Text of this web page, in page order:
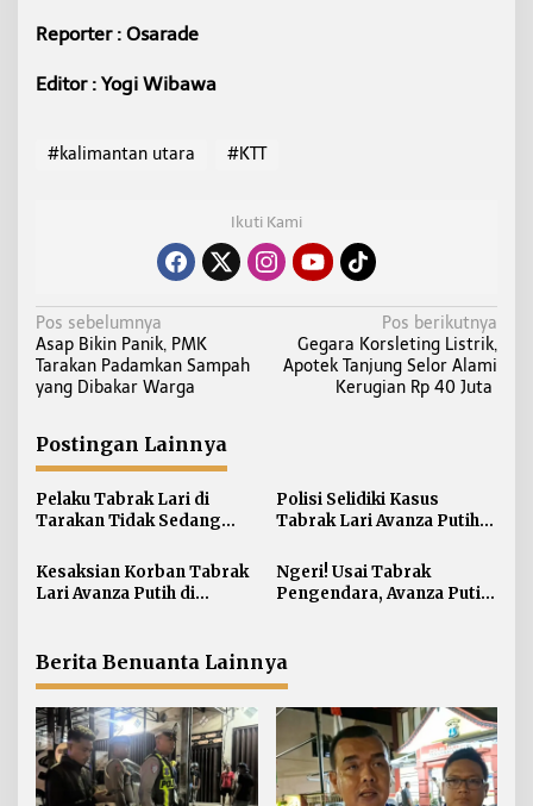
Reporter : Osarade
Editor : Yogi Wibawa
#kalimantan utara #KTT
Ikuti Kami
N
a
v
g
a
s
i
o
Pos sebelumnya
Asap Bikin Panik, PMK
Tarakan Padamkan Sampah
yang Dibakar Warga
Pos berikutnya
Gegara Korsleting Listrik,
Apotek Tanjung Selor Alami
Kerugian Rp 40 Juta
Postingan Lainnya
Pelaku Tabrak Lari di
Tarakan Tidak Sedang
Narkoba
Polisi Selidiki Kasus
Tabrak Lari Avanza Putih,
Panik
Kesaksian Korban Tabrak
Lari Avanza Putih di
Terseret
Ngeri! Usai Tabrak
Pengendara, Avanza Putih
di Tarakan
Berita Benuanta Lainnya